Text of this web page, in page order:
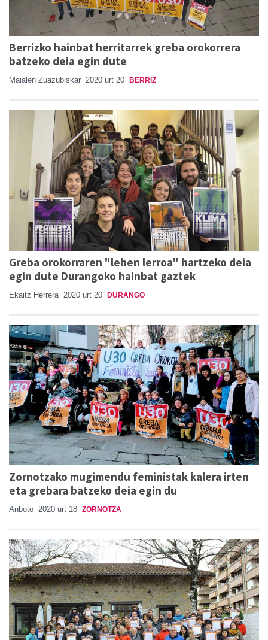
Berrizko hainbat herritarrek greba orokorrera
batzeko deia egin dute
Maialen Zuazubiskar 2020 urt 20 BERRIZ
Greba orokorraren "lehen lerroa" hartzeko deia
egin dute Durangoko hainbat gaztek
Ekaitz Herrera 2020 urt 20 DURANGO
Zornotzako mugimendu feministak kalera irten
eta grebara batzeko deia egin du
Anboto 2020 urt 18 ZORNOTZA